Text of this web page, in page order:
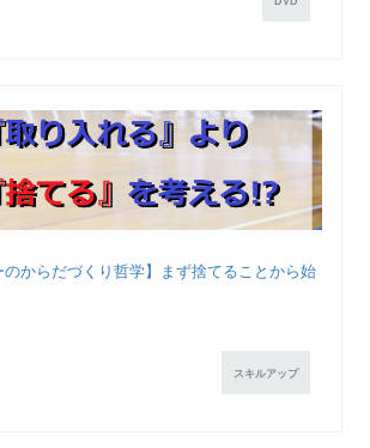
のからだづくり哲学】まず捨てることから始
スキルアップ